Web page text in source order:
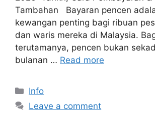
Tambahan Bayaran pencen
kewangan penting bagi ribuan
dan waris mereka di Malaysia.
terutamanya, pencen bukan
bulanan … Read more
Categories
Info
Leave a comment